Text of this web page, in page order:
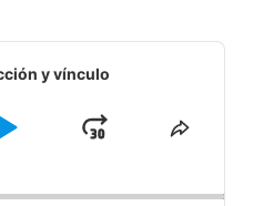
y vínculo
Play
JumpShare